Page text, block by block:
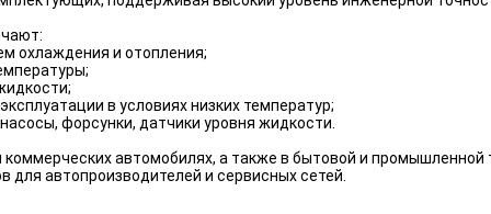
охлаждения и отопления;
в условиях низких температур;
форсунки, датчики уровня жидкости.
коммерческих автомобилях, а также в бытовой и
автопроизводителей и сервисных сетей.